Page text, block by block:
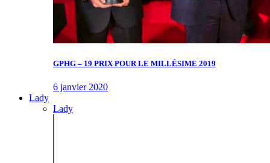
GPHG – 19 PRIX POUR LE MILLÉSIME 2019
6 janvier 2020
Lady
Lady